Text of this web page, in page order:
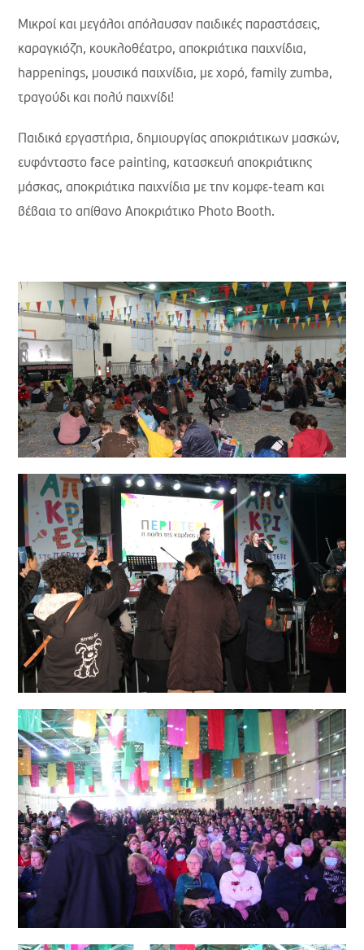
Μικροί και μεγάλοι απόλαυσαν παιδικές παραστάσεις,
καραγκιόζη, κουκλοθέατρο, αποκριάτικα παιχνίδια,
happenings, μουσικά παιχνίδια, με χορό, family zumba,
τραγούδι και πολύ παιχνίδι!
Παιδικά εργαστήρια, δημιουργίας αποκριάτικων μασκών,
ευφάνταστο face painting, κατασκευή αποκριάτικης
μάσκας, αποκριάτικα παιχνίδια με την κομφε-team και
βέβαια το απίθανο Αποκριάτικο Photo Booth.